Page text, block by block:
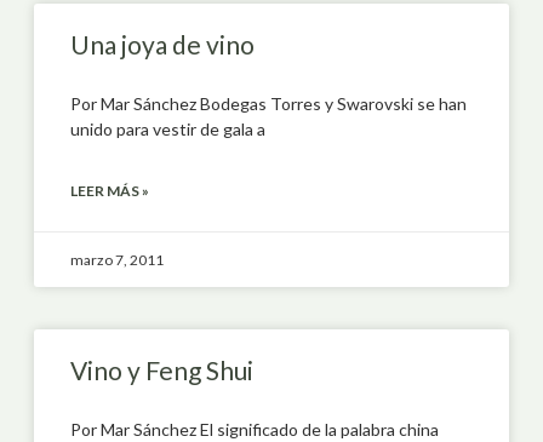
Una joya de vino
Por Mar Sánchez Bodegas Torres y Swarovski se han
unido para vestir de gala a
LEER MÁS »
marzo 7, 2011
Vino y Feng Shui
Por Mar Sánchez El significado de la palabra china